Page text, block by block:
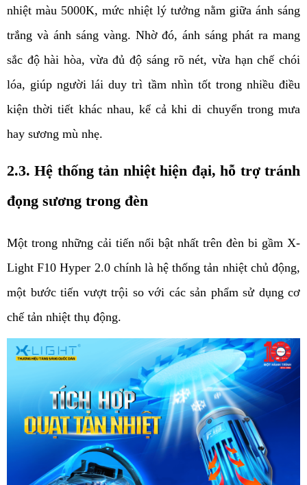
nhiệt màu 5000K, mức nhiệt lý tưởng nằm giữa ánh sáng
trắng và ánh sáng vàng. Nhờ đó, ánh sáng phát ra mang
sắc độ hài hòa, vừa đủ độ sáng rõ nét, vừa hạn chế chói
lóa, giúp người lái duy trì tầm nhìn tốt trong nhiều điều
kiện thời tiết khác nhau, kể cả khi di chuyển trong mưa
hay sương mù nhẹ.
2.3. Hệ thống tản nhiệt hiện đại, hỗ trợ tránh
đọng sương trong đèn
Một trong những cải tiến nổi bật nhất trên đèn bi gầm X-
Light F10 Hyper 2.0 chính là hệ thống tản nhiệt chủ động,
một bước tiến vượt trội so với các sản phẩm sử dụng cơ
chế tản nhiệt thụ động.